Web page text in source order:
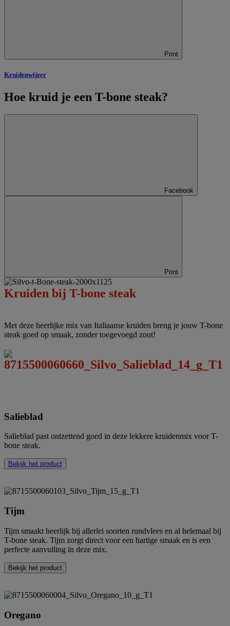
Print
Kruidenwijzer
Hoe kruid je een T-bone steak?
Facebook
Print
Kruiden bij T-bone steak
Met deze heerlijke mix van Italiaanse kruiden breng je jouw T-bone
steak goed op smaak, zonder toegevoegd zout!
Salieblad
Salieblad past ontzettend goed in deze lekkere kruidenmix voor T-
bone steak.
Bekijk het product
Tijm
Tijm smaakt heerlijk bij allerlei soorten rundvlees en al helemaal bij
T-bone steak. Tijm zorgt direct voor een hartige smaak en is een
perfecte aanvulling in deze mix.
Bekijk het product
Oregano